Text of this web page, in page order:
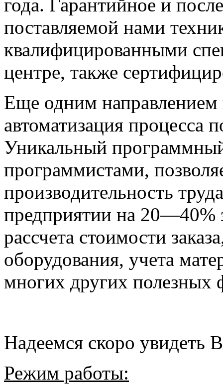
года. Гарантийное и
поставляемой нами
квалифицированными
центре, также
Еще одним направлением
автоматизация процесса
Уникальный
программистами,
производительность
предприятии на 20—40%
рассчета стоимости
оборудования, учета
многих других полезных
Надеемся скоро увидеть
Режим работы: